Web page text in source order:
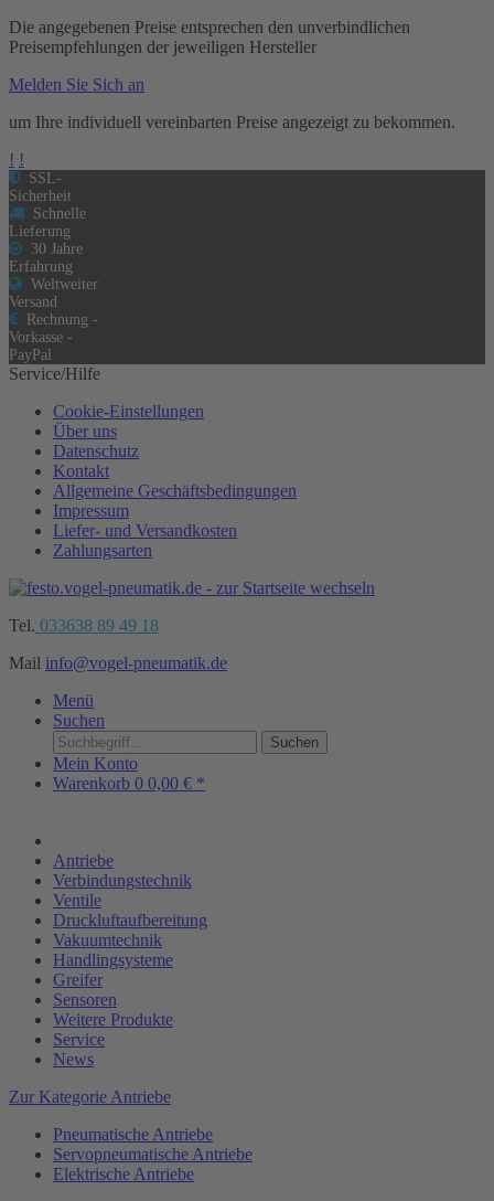
Die angegebenen Preise entsprechen den unverbindlichen
Preisempfehlungen der jeweiligen Hersteller
Melden Sie Sich an
um Ihre individuell vereinbarten Preise angezeigt zu bekommen.
! !
SSL-
Sicherheit
Schnelle
Lieferung
30 Jahre
Erfahrung
Weltweiter
Versand
Rechnung -
Vorkasse -
PayPal
Service/Hilfe
Cookie-Einstellungen
Über uns
Datenschutz
Kontakt
Allgemeine Geschäftsbedingungen
Impressum
Liefer- und Versandkosten
Zahlungsarten
Tel. 033638 89 49 18
Mail info@vogel-pneumatik.de
Menü
Suchen
Suchen
Mein Konto
Warenkorb 0 0,00 € *
Antriebe
Verbindungstechnik
Ventile
Druckluftaufbereitung
Vakuumtechnik
Handlingsysteme
Greifer
Sensoren
Weitere Produkte
Service
News
Zur Kategorie Antriebe
Pneumatische Antriebe
Servopneumatische Antriebe
Elektrische Antriebe